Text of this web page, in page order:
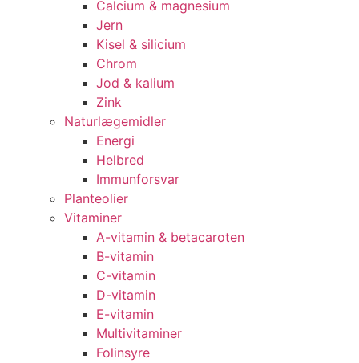
Calcium & magnesium
Jern
Kisel & silicium
Chrom
Jod & kalium
Zink
Naturlægemidler
Energi
Helbred
Immunforsvar
Planteolier
Vitaminer
A-vitamin & betacaroten
B-vitamin
C-vitamin
D-vitamin
E-vitamin
Multivitaminer
Folinsyre